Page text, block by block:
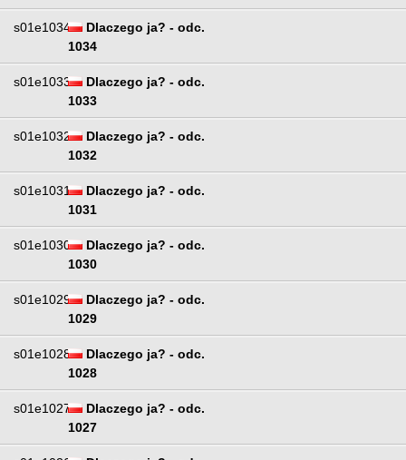
s01e1034
Dlaczego ja? - odc.
1034
s01e1033
Dlaczego ja? - odc.
1033
s01e1032
Dlaczego ja? - odc.
1032
s01e1031
Dlaczego ja? - odc.
1031
s01e1030
Dlaczego ja? - odc.
1030
s01e1029
Dlaczego ja? - odc.
1029
s01e1028
Dlaczego ja? - odc.
1028
s01e1027
Dlaczego ja? - odc.
1027